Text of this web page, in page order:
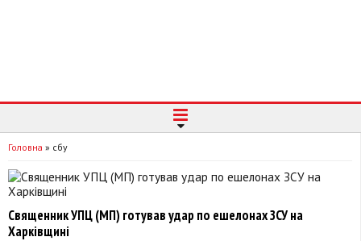
Головна » сбу
Священник УПЦ (МП) готував удар по ешелонах ЗСУ на
Харківщині